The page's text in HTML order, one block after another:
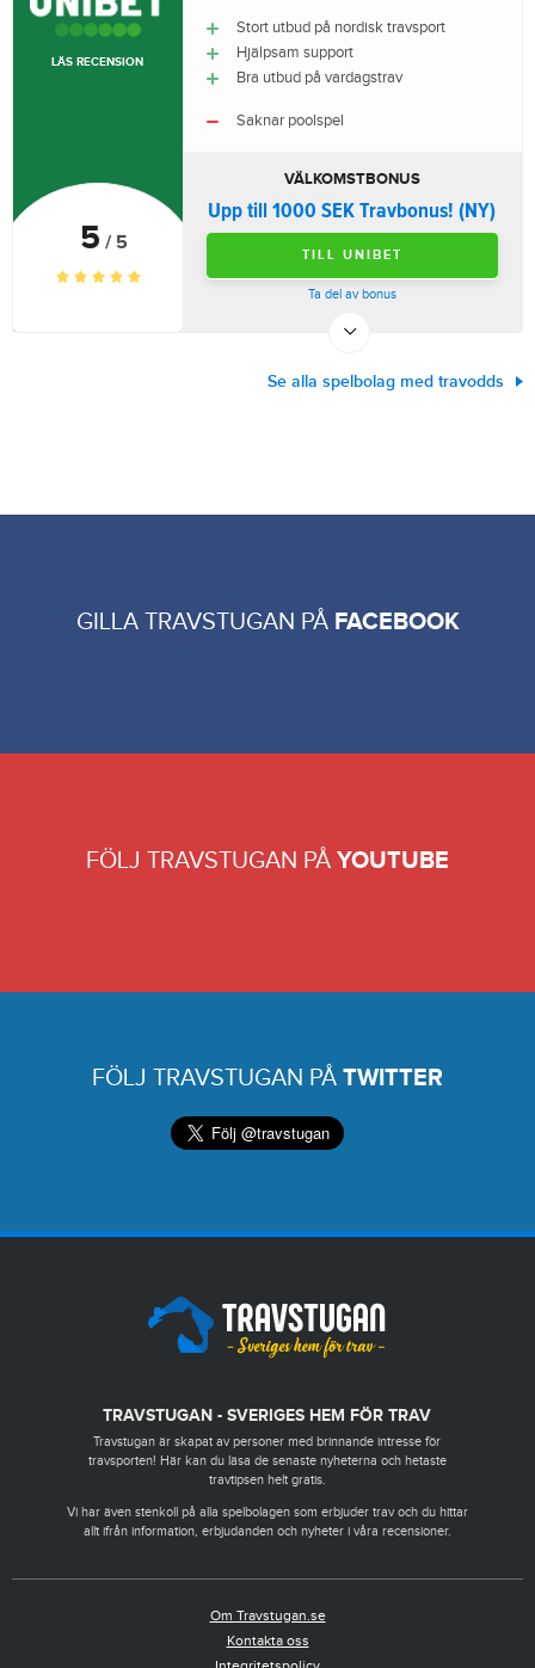
5 / 5
LÄS RECENSION
Stort utbud på nordisk travsport
Hjälpsam support
Bra utbud på vardagstrav
Saknar poolspel
VÄLKOMSTBONUS
Upp till 1000 SEK Travbonus! (NY)
TILL UNIBET
Ta del av bonus
Se alla spelbolag med travodds
GILLA TRAVSTUGAN PÅ FACEBOOK
FÖLJ TRAVSTUGAN PÅ YOUTUBE
FÖLJ TRAVSTUGAN PÅ TWITTER
TRAVSTUGAN - SVERIGES HEM FÖR TRAV
Travstugan är skapat av personer med brinnande intresse för
travsporten! Här kan du läsa de senaste nyheterna och hetaste
travtipsen helt gratis.
Vi har även stenkoll på alla spelbolagen som erbjuder trav och du hittar
allt ifrån information, erbjudanden och nyheter i våra recensioner.
Om Travstugan.se
Kontakta oss